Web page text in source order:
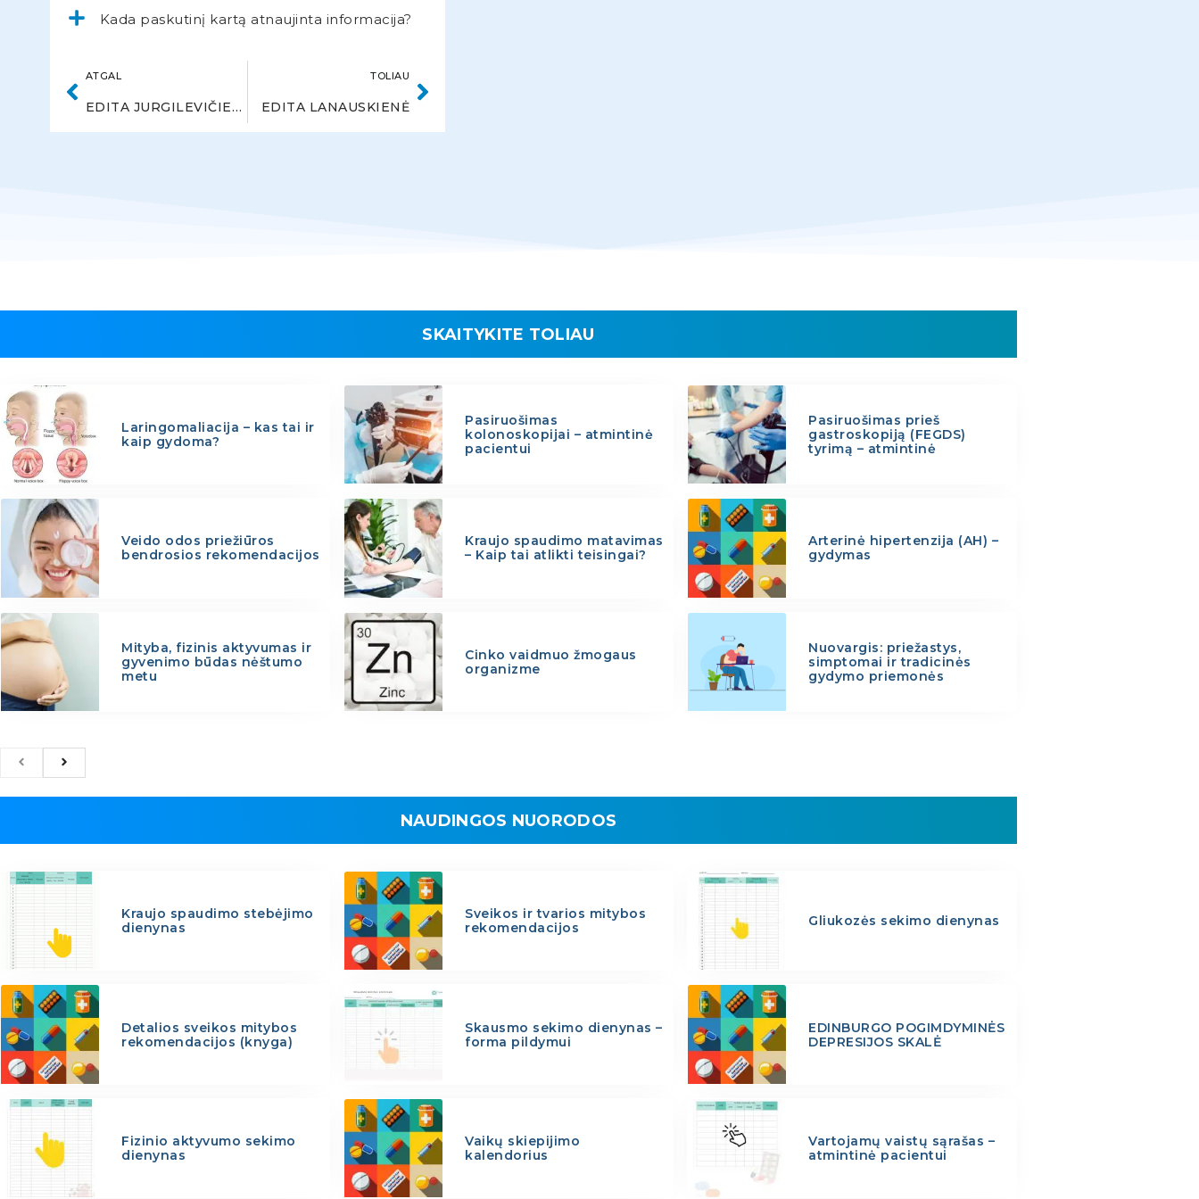
Kada paskutinį kartą atnaujinta informacija?
ATGAL
EDITA JURGILEVIČIENĖ
TOLIAU
EDITA LANAUSKIENĖ
SKAITYKITE TOLIAU
Laringomaliacija – kas tai ir
kaip gydoma?
Pasiruošimas
kolonoskopijai – atmintinė
pacientui
Pasiruošimas prieš
gastroskopiją (FEGDS)
tyrimą – atmintinė
Veido odos priežiūros
bendrosios rekomendacijos
Kraujo spaudimo matavimas
– Kaip tai atlikti teisingai?
Arterinė hipertenzija (AH) –
gydymas
Mityba, fizinis aktyvumas ir
gyvenimo būdas nėštumo
metu
Cinko vaidmuo žmogaus
organizme
Nuovargis: priežastys,
simptomai ir tradicinės
gydymo priemonės
NAUDINGOS NUORODOS
Kraujo spaudimo stebėjimo
dienynas
Sveikos ir tvarios mitybos
rekomendacijos
Gliukozės sekimo dienynas
Detalios sveikos mitybos
rekomendacijos (knyga)
Skausmo sekimo dienynas –
forma pildymui
EDINBURGO POGIMDYMINĖS
DEPRESIJOS SKALĖ
Fizinio aktyvumo sekimo
dienynas
Vaikų skiepijimo
kalendorius
Vartojamų vaistų sąrašas –
atmintinė pacientui